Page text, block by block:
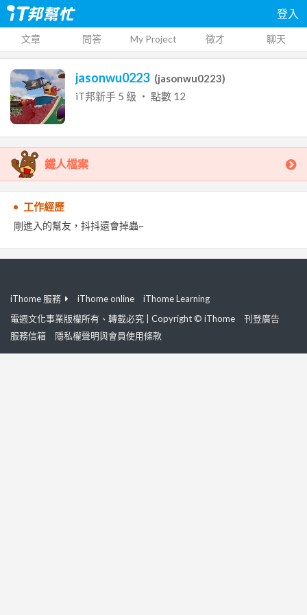
登入
文章 問答 My Project 徵才 聊天
jasonwu0223 (jasonwu0223)
iT邦新手 5 級 ‧ 點數 12
鐵人檔案
工作經歷
剛進入的幫友，抖抖還會掉蟲~
iThome 服務 iThome online
iThome Learning
電週文化事業版權所有、轉載必究 | Copyright © iThome
刊登廣告
服務信箱
隱私權聲明與會員使用條款